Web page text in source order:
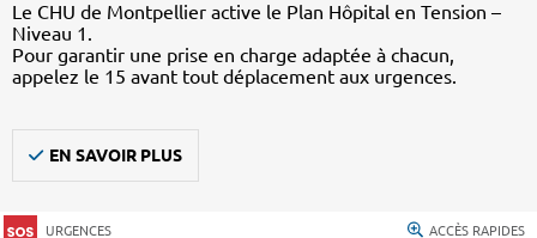
Le CHU de Montpellier active le Plan Hôpital en Tension –
Niveau 1.
Pour garantir une prise en charge adaptée à chacun,
appelez le 15 avant tout déplacement aux urgences.
EN SAVOIR PLUS
URGENCES ACCÈS RAPIDES